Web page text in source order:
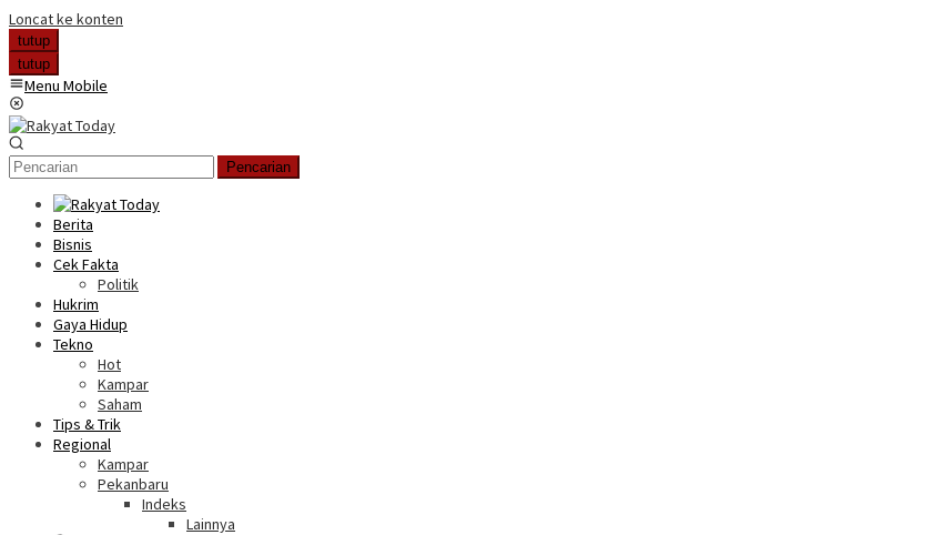
Loncat ke konten
tutup
tutup
Menu Mobile
Pencarian
Berita
Bisnis
Cek Fakta
Politik
Hukrim
Gaya Hidup
Tekno
Hot
Kampar
Saham
Tips & Trik
Regional
Kampar
Pekanbaru
Indeks
Lainnya